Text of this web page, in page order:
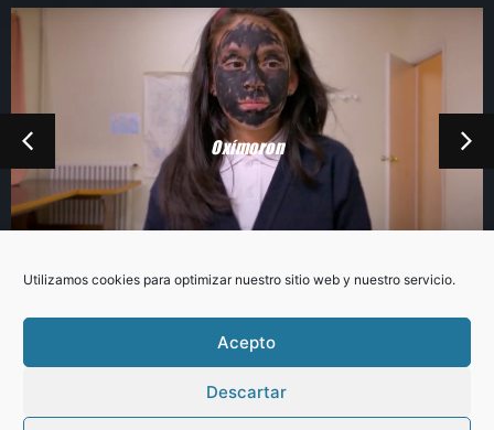
Utilizamos cookies para optimizar nuestro sitio web y nuestro servicio.
Acepto
Descartar
Oxímoron